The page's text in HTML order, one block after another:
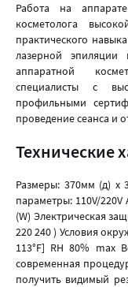
Работа на
косметолога
практического
лазерной эпиляции
аппаратной
специалисты с
профильными
проведение сеанса и
Технические
Размеры: 370мм (д) x
параметры: 110V/
(W) Электрическая
220 240 ) Условия
113°F] RH 80% max
современная
получить видимый